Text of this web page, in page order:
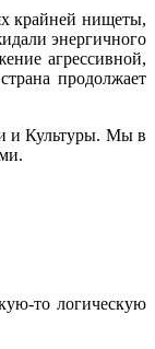
крайней нищеты,
энергичного
агрессивной,
продолжает
и Культуры. Мы в
то логическую